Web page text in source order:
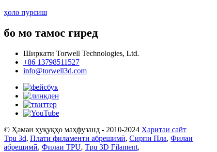
ҳоло пурсиш
бо мо тамос гиред
Ширкати Torwell Technologies, Ltd.
+86 13798511527
info@torwell3d.com
© Ҳамаи ҳуқуқҳо маҳфузанд - 2010-2024 Харитаи сайт
Tpu 3d, Плати филаменти абрешимӣ, Сирпи Пла, Филаи
абрешимӣ, Филаи TPU, Tpu 3D Filament,